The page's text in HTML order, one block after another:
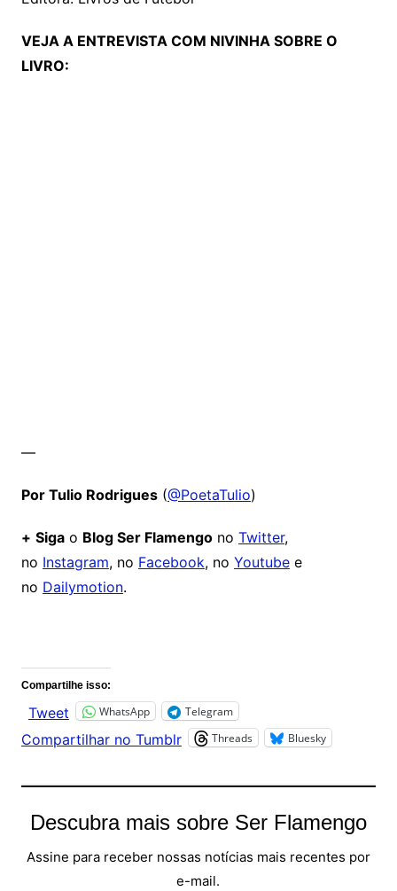
VEJA A ENTREVISTA COM NIVINHA SOBRE O
LIVRO:
—
Por Tulio Rodrigues(@PoetaTulio)
+ Sigao Blog Ser Flamengono Twitter,
no Instagram, no Facebook, no Youtubee
no Dailymotion.
Compartilhe isso:
Tweet WhatsApp Telegram
Compartilhar no Tumblr Threads Bluesky
Descubra mais sobre Ser Flamengo
Assine para receber nossas notícias mais recentes por
e-mail.